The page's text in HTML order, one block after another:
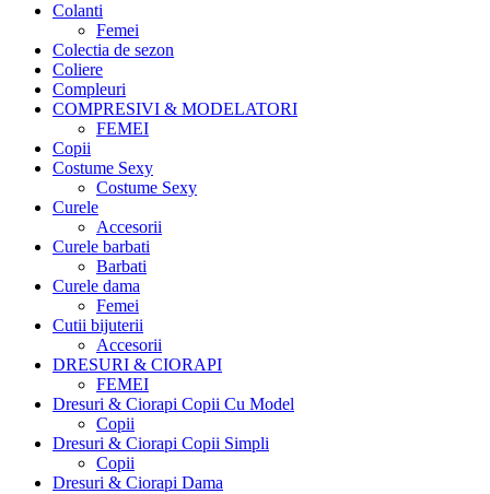
Colanti
Femei
Colectia de sezon
Coliere
Compleuri
COMPRESIVI & MODELATORI
FEMEI
Copii
Costume Sexy
Costume Sexy
Curele
Accesorii
Curele barbati
Barbati
Curele dama
Femei
Cutii bijuterii
Accesorii
DRESURI & CIORAPI
FEMEI
Dresuri & Ciorapi Copii Cu Model
Copii
Dresuri & Ciorapi Copii Simpli
Copii
Dresuri & Ciorapi Dama